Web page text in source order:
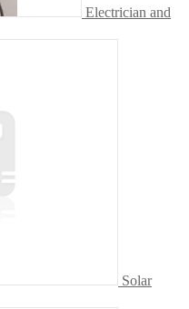
Electrician and
Solar